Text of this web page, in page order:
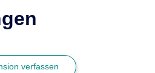
verfassen